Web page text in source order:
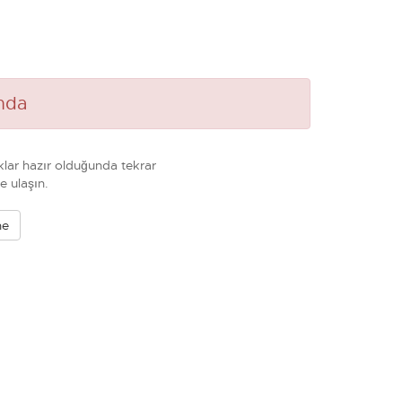
hazır olduğunda tekrar
ulaşın.